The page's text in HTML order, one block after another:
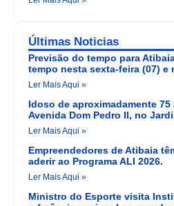
Últimas Noticias
Previsão do tempo para
tempo nesta sexta-feira (07) e
Ler Mais Aqui »
Idoso de aproximadamente
Avenida Dom Pedro II, no
Ler Mais Aqui »
Empreendedores de Atibaia
aderir ao Programa ALI 2026.
Ler Mais Aqui »
Ministro do Esporte visita